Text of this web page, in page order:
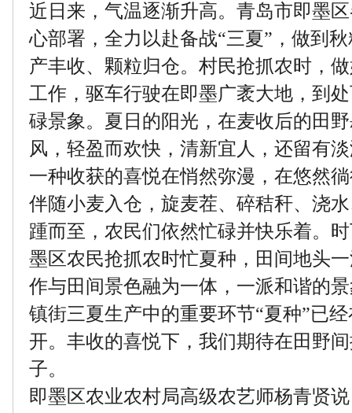
近日来，气温逐渐升高。青岛市即墨
心部署，全力以赴备战“三夏”，做到
产丰收、颗粒归仓。村民抢抓农时，
工作，驱车行驶在即墨广袤大地，到
碌景象。夏日的阳光，在麦收后的田
风，轻盈而欢快，清新宜人，还留有
一种收获的喜悦在悄然弥漫，在悠然
伴随小麦入仓，旋麦茬、碎秸秆、浇
踵而至，农民们依然忙碌并快乐着。
墨区农民抢抓农时忙夏种，田间地头
作与田间景色融为一体，一派和谐的
镇街三夏生产中的重要环节“夏种”已
开。丰收的喜悦下，我们期待在田野
子。
即墨区农业农村局高级农艺师杨青贤